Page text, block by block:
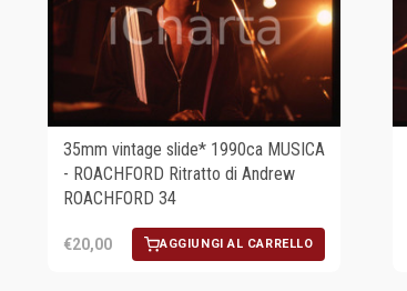
35mm vintage slide* 1990ca MUSICA
- ROACHFORD Ritratto di Andrew
ROACHFORD 34
€20,00 AGGIUNGI AL CARRELLO